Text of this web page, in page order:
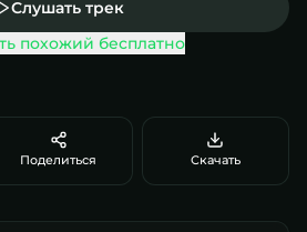
Слушать трек
похожий бесплатно
Поделиться Скачать